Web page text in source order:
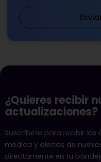
¿Quieres recibir
actualizaciones?
Suscríbete para recibir
médica y alertas de
directamente en tu